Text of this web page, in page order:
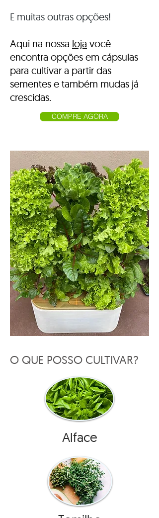
E muitas outras opções!
Aqui na nossa loja você
encontra opções em cápsulas
para cultivar a partir das
sementes e também mudas já
crescidas.
COMPRE AGORA
O QUE POSSO CULTIVAR?
Alface